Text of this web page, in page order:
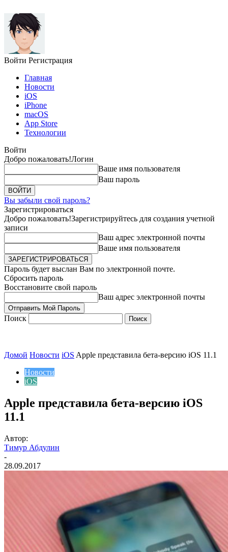
Войти Регистрация
Главная
Новости
iOS
iPhone
macOS
App Store
Технологии
Войти
Добро пожаловать!Логин
Ваше имя пользователя
Ваш пароль
Вы забыли свой пароль?
Зарегистрироваться
Добро пожаловать!Зарегистрируйтесь для создания учетной
записи
Ваш адрес электронной почты
Ваше имя пользователя
Пароль будет выслан Вам по электронной почте.
Сбросить пароль
Восстановите свой пароль
Ваш адрес электронной почты
Поиск
Домой Новости iOS Apple представила бета-версию iOS 11.1
Новости
iOS
Apple представила бета-версию iOS
11.1
Автор:
Тимур Абдулин
-
28.09.2017